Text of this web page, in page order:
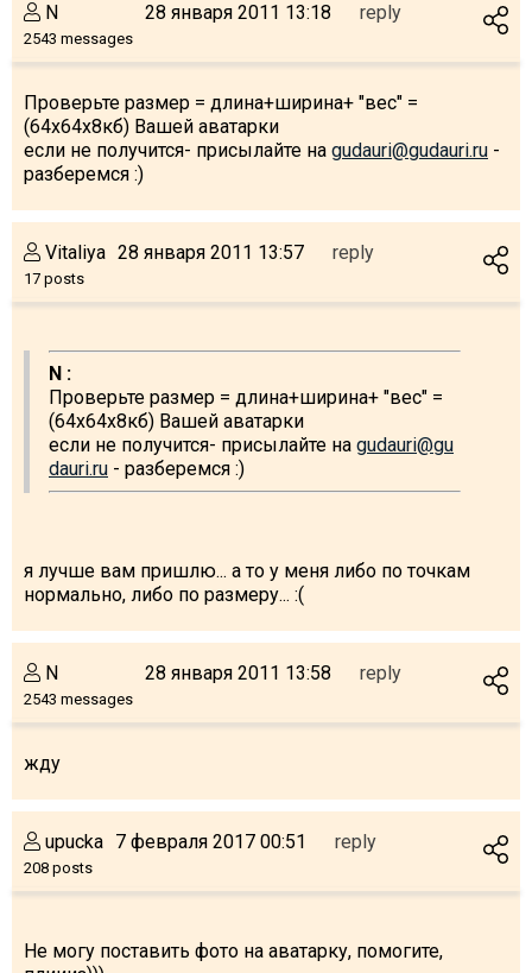
N
2543 messages
28 января 2011 13:18 reply
Проверьте размер = длина+ширина+ "вес" =
(64x64x8кб) Вашей аватарки
если не получится- присылайте на gudauri@gudauri.ru -
разберемся :)
Vitaliya
17 posts
28 января 2011 13:57 reply
N :
Проверьте размер = длина+ширина+ "вес" =
(64x64x8кб) Вашей аватарки
если не получится- присылайте на gudauri@gu
dauri.ru - разберемся :)
я лучше вам пришлю... а то у меня либо по точкам
нормально, либо по размеру... :(
N
2543 messages
28 января 2011 13:58 reply
жду
upucka
208 posts
7 февраля 2017 00:51 reply
Не могу поставить фото на аватарку, помогите,